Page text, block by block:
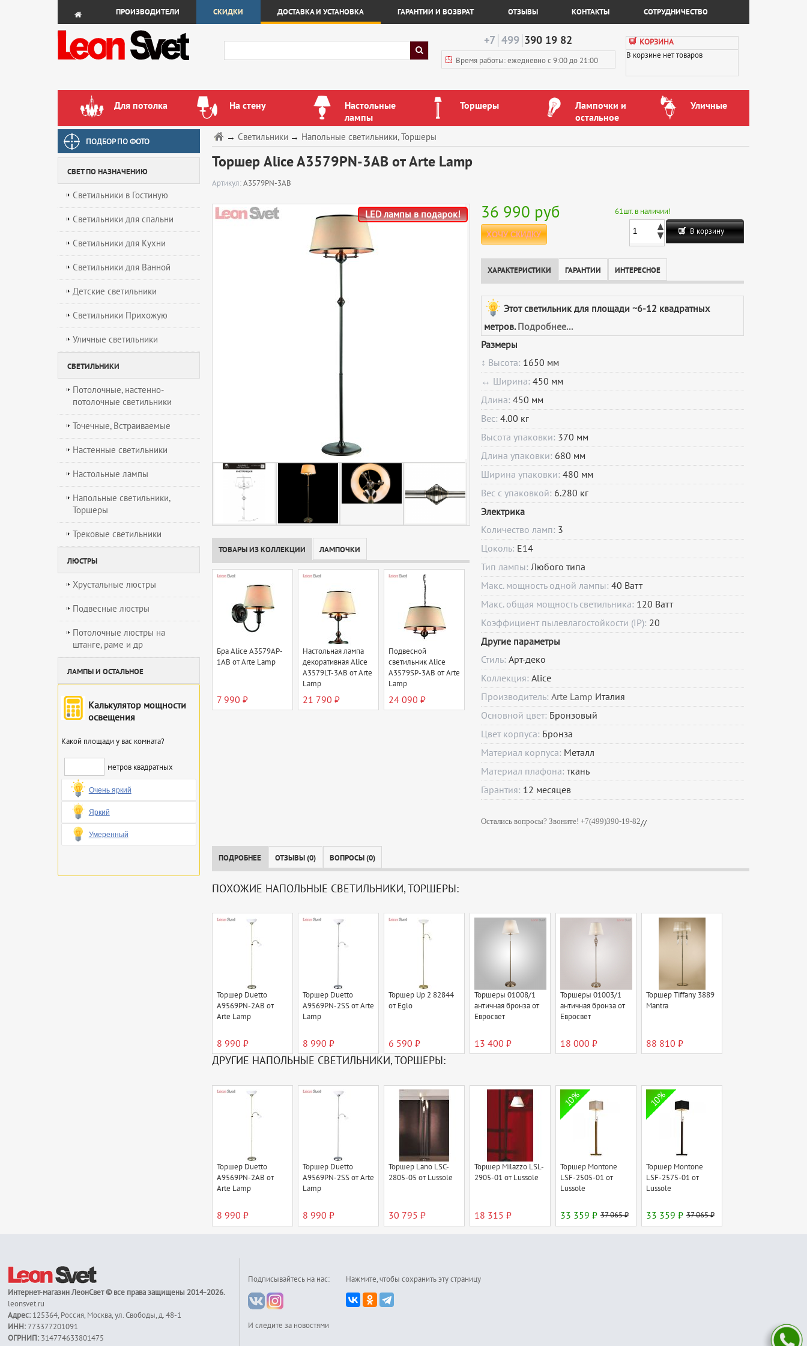
ПРОИЗВОДИТЕЛИ СКИДКИ ДОСТАВКА И УСТАНОВКА ГАРАНТИИ И ВОЗВРАТ ОТЗЫВЫ КОНТАКТЫ СОТРУДНИЧЕСТВО
+7 499 390 19 82
Время работы: ежедневнос 9:00 до 21:00
КОРЗИНА
В корзине нет товаров
Для потолка На стену
Настольные
лампы
Торшеры
Лампочки и
остальное
Уличные
ПОДБОР ПО ФОТО
СВЕТ ПО НАЗНАЧЕНИЮ
Светильники в Гостиную
Светильники для спальни
Светильники для Кухни
Светильники для Ванной
Детские светильники
Светильники Прихожую
Уличные светильники
СВЕТИЛЬНИКИ
Потолочные, настенно-
потолочные светильники
Точечные, Встраиваемые
Настенные светильники
Настольные лампы
Напольные светильники,
Торшеры
Трековые светильники
ЛЮСТРЫ
Хрустальные люстры
Подвесные люстры
Потолочные люстры на
штанге, раме и др
ЛАМПЫ И ОСТАЛЬНОЕ
Калькулятор мощности
освещения
Какой площади у вас комната?
метров квадратных
Очень яркий
Яркий
Умеренный
→ Напольные светильники, Торшеры
→ Светильники
Торшер Alice A3579PN-3AB от Arte Lamp
Артикул:A3579PN-3AB
LED лампы в подарок!
ТОВАРЫ ИЗ КОЛЛЕКЦИИ ЛАМПОЧКИ
Бра Alice A3579AP-
1AB от Arte Lamp
7 990 ₽
Настольная лампа
декоративная Alice
A3579LT-3AB от Arte
Lamp
21 790 ₽
Подвесной
светильник Alice
A3579SP-3AB от Arte
Lamp
24 090 ₽
36 990 руб
ХОЧУ СКИДКУ
61шт. в наличии!
В корзину
ХАРАКТЕРИСТИКИ ГАРАНТИИ ИНТЕРЕСНОЕ
Этот светильник для площади ~6-12 квадратных
метров.Подробнее...
Размеры
↕ Высота: 1650 мм
↔ Ширина: 450 мм
Длина: 450 мм
Вес: 4.00 кг
Высота упаковки: 370 мм
Длина упаковки: 680 мм
Ширина упаковки: 480 мм
Вес с упаковкой: 6.280 кг
Электрика
Количество ламп: 3
Цоколь: E14
Тип лампы: Любого типа
Макс. мощность одной лампы: 40 Ватт
Макс. общая мощность светильника: 120 Ватт
Коэффициент пылевлагостойкости (IP): 20
Другие параметры
Стиль: Арт-деко
Коллекция: Alice
Производитель: Arte Lamp Италия
Основной цвет: Бронзовый
Цвет корпуса: Бронза
Материал корпуса: Металл
Материал плафона: ткань
Гарантия: 12 месяцев
Остались вопросы? Звоните! +7(499)390-19-82//
ПОДРОБНЕЕ ОТЗЫВЫ (0) ВОПРОСЫ (0)
ПОХОЖИЕ НАПОЛЬНЫЕ СВЕТИЛЬНИКИ, ТОРШЕРЫ:
Торшер Duetto
A9569PN-2AB от
Arte Lamp
8 990 ₽
Торшер Duetto
A9569PN-2SS от Arte
Lamp
8 990 ₽
Торшер Up 2 82844
от Eglo
6 590 ₽
Торшеры 01008/1
античная бронза от
Евросвет
13 400 ₽
Торшеры 01003/1
античная бронза от
Евросвет
18 000 ₽
Торшер Tiffany 3889
Mantra
88 810 ₽
ДРУГИЕ НАПОЛЬНЫЕ СВЕТИЛЬНИКИ, ТОРШЕРЫ:
Торшер Duetto
A9569PN-2AB от
Arte Lamp
8 990 ₽
Торшер Duetto
A9569PN-2SS от Arte
Lamp
8 990 ₽
Торшер Lano LSC-
2805-05 от Lussole
30 795 ₽
Торшер Milazzo LSL-
2905-01 от Lussole
18 315 ₽
10%
Торшер Montone
LSF-2505-01 от
Lussole
33 359 ₽ 37 065 ₽
10%
Торшер Montone
LSF-2575-01 от
Lussole
33 359 ₽ 37 065 ₽
Интернет-магазинЛеонСвет© все права защищены 2014-2026.
leonsvet.ru
Адрес: 125364, Россия, Москва,ул. Свободы, д. 48-1
ИНН:773377201091
ОГРНИП: 314774633801475
Подписывайтесь на нас:
И следите за новостями
Нажмите, чтобы сохранить эту страницу